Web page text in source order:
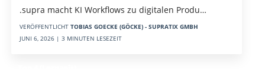
.supra macht KI Workflows zu digitalen Produ…
VERÖFFENTLICHT TOBIAS GOECKE (GÖCKE) - SUPRATIX GMBH
JUNI 6, 2026 | 3 MINUTEN LESEZEIT